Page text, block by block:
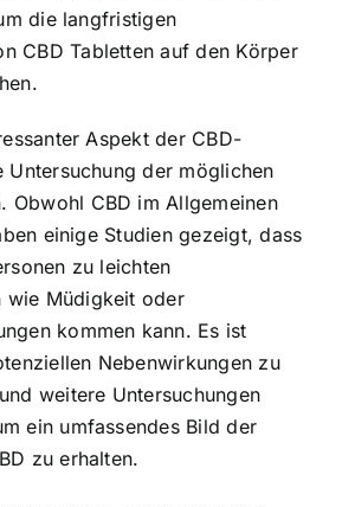
die langfristigen
CBD Tabletten auf den Körper
Aspekt der CBD-
Untersuchung der möglichen
Obwohl CBD im Allgemeinen
einige Studien gezeigt, dass
zu leichten
wie Müdigkeit oder
kommen kann. Es ist
Nebenwirkungen zu
weitere Untersuchungen
ein umfassendes Bild der
zu erhalten.